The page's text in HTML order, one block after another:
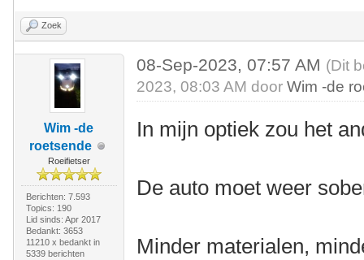
Zoek
Wim -de
roetsende
Roeifietser
Berichten: 7.593
Topics: 190
Lid sinds: Apr 2017
Bedankt: 3653
11210 x bedankt in
5339 berichten
08-Sep-2023, 07:57 AM (Dit
2023, 08:03 AM doorWim -de
In mijn optiek zou het
De auto moet weer
Minder materialen,